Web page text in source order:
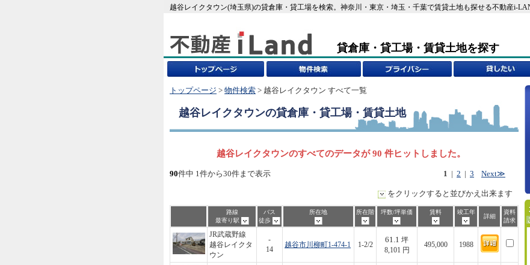
越谷レイクタウン(埼玉県)の貸倉庫・貸工場を検索。神奈川・東京・埼玉・千葉で賃貸土地も探せる不動産i-
貸倉庫・貸工場・賃貸土地を探す
トップページ > 物件検索 > 越谷レイクタウン すべて一覧
越谷レイクタウンの貸倉庫・貸工場・賃貸土地
越谷レイクタウンのすべてのデータが 90 件ヒットしました。
1 2 3 Next≫
90件中 1件から30件まで表示
をクリックすると並びかえ出来ます
路線
最寄り駅
バス
徒歩
所在地 所在階 坪数/坪単価 賃料 竣工年
詳細
資料
請求
JR武蔵野線
越谷レイクタ
ウン
-
14
越谷市川柳町1-474-1 1-2/2
61.1 坪
8,101 円
495,000 1988